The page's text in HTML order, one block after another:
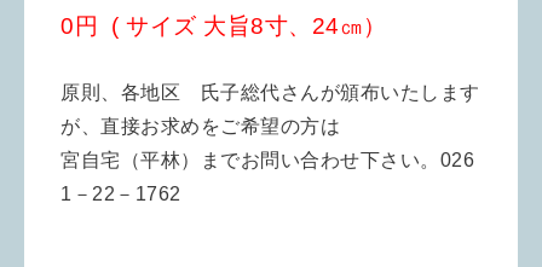
0円 ( サイズ 大旨8寸、24㎝）
原則、各地区 氏子総代さんが頒布いたします
が、直接お求めをご希望の方は
宮自宅（平林）までお問い合わせ下さい。026
1－22－1762